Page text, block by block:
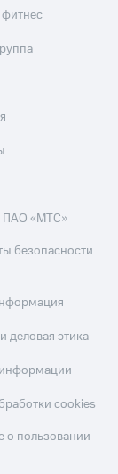
ПАО «МТС»
безопасности
деловая этика
cookies
о пользовании